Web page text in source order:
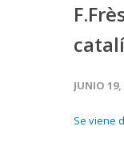
JUNIO 19,
Se viene